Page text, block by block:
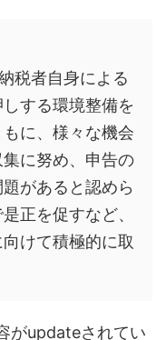
税者自身による
する環境整備を
に、様々な機会
に努め、申告の
があると認めら
正を促すなど、
けて積極的に取
がupdateされてい